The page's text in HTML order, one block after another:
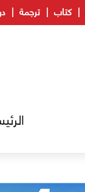
كتاب ترجمة